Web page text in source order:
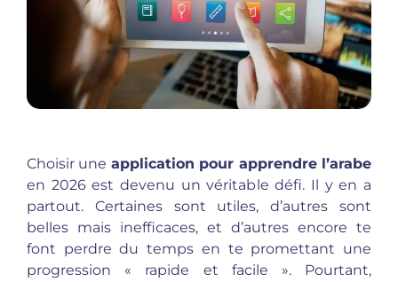
Choisir une application pour apprendre l’arabe
en 2026 est devenu un véritable défi. Il y en a
partout. Certaines sont utiles, d’autres sont
belles mais inefficaces, et d’autres encore te
font perdre du temps en te promettant une
progression « rapide et facile ». Pourtant,